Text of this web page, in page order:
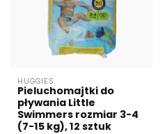
HUGGIES
Pieluchomajtki do
pływania Little
Swimmers rozmiar 3-4
(7-15 kg), 12 sztuk